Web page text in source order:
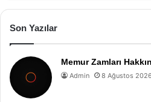
Son Yazılar
Memur Zamları
Admin 8 Ağustos 2026